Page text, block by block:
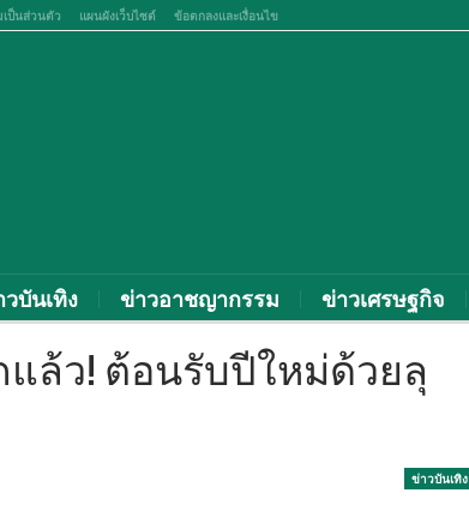
ป็นส่วนตัว แผนผังเว็บไซต์ ข้อตกลงและเงื่อนไข
บันเทิง ข่าวอาชญากรรม ข่าวเศรษฐกิจ
แล้ว! ต้อนรับปีใหม่ด้วยลุ
ข่าวบันเทิง